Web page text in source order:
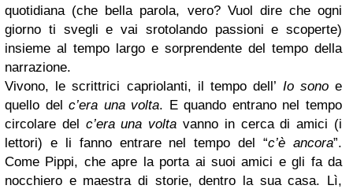
quotidiana (che bella parola, vero? Vuol dire che ogni
giorno ti svegli e vai srotolando passioni e scoperte)
insieme al tempo largo e sorprendente del tempo della
narrazione.
Vivono, le scrittrici capriolanti, il tempo dell’ Io sonoe
quello delc’era una volta. E quando entrano nel tempo
circolare del c’era una volta vanno in cerca di amici (i
lettori) e li fanno entrare nel tempo del “c’è ancora”.
Come Pippi, che apre la porta ai suoi amici e gli fa da
nocchiero e maestra di storie, dentro la sua casa. Lì,